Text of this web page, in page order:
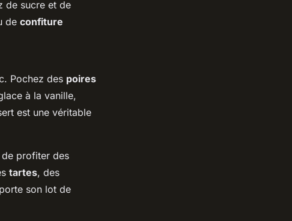
de sucre et de
de confiture
Pochez des poires
à la vanille,
est une véritable
de profiter des
tartes, des
son lot de